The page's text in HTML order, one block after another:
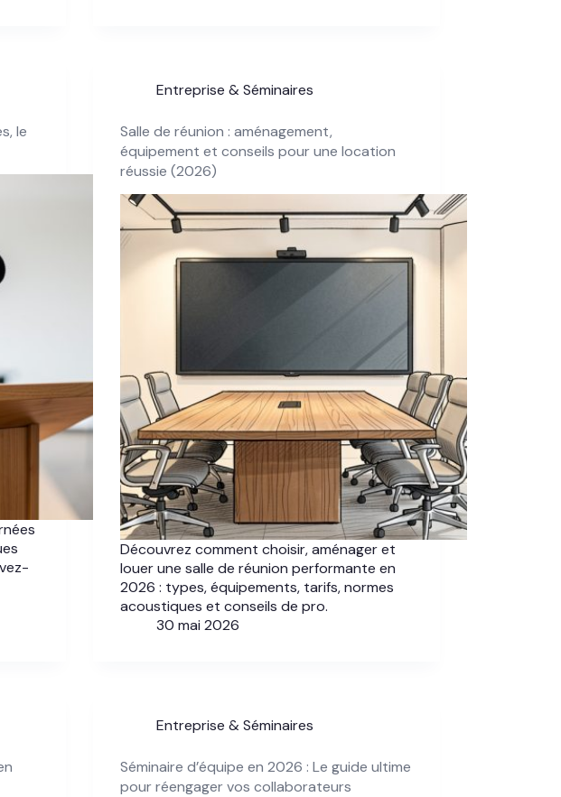
le
Entreprise & Séminaires
Salle de réunion : aménagement,
équipement et conseils pour une location
réussie (2026)
Découvrez comment choisir, aménager et
louer une salle de réunion performante en
2026 : types, équipements, tarifs, normes
acoustiques et conseils de pro.
30 mai 2026
Entreprise & Séminaires
Séminaire d’équipe en 2026 : Le guide ultime
pour réengager vos collaborateurs